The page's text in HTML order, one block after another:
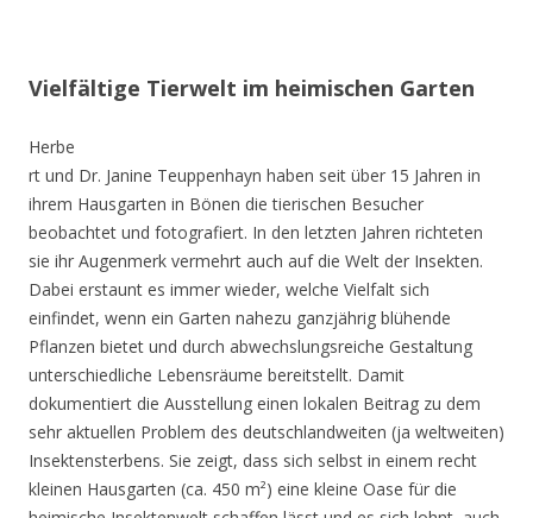
Vielfältige Tierwelt im heimischen Garten
Herbe
rt und Dr. Janine Teuppenhayn haben seit über 15 Jahren in
ihrem Hausgarten in Bönen die tierischen Besucher
beobachtet und fotografiert. In den letzten Jahren richteten
sie ihr Augenmerk vermehrt auch auf die Welt der Insekten.
Dabei erstaunt es immer wieder, welche Vielfalt sich
einfindet, wenn ein Garten nahezu ganzjährig blühende
Pflanzen bietet und durch abwechslungsreiche Gestaltung
unterschiedliche Lebensräume bereitstellt. Damit
dokumentiert die Ausstellung einen lokalen Beitrag zu dem
sehr aktuellen Problem des deutschlandweiten (ja weltweiten)
Insektensterbens. Sie zeigt, dass sich selbst in einem recht
kleinen Hausgarten (ca. 450 m²) eine kleine Oase für die